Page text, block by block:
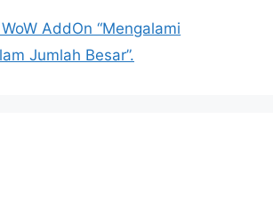
AddOn “Mengalami
Jumlah Besar”.